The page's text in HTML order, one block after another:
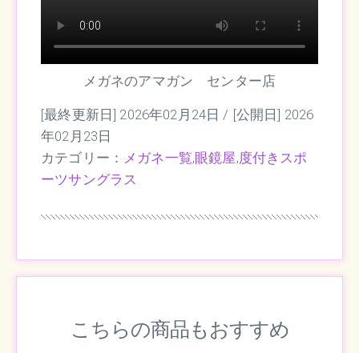
メガネのアマガン センター店
[最終更新日] 2026年02月24日 / [公開日] 2026
年02月23日
カテゴリー： メガネ一覧,眼鏡屋,度付きスポ
ーツサングラス
こちらの商品もおすすめ